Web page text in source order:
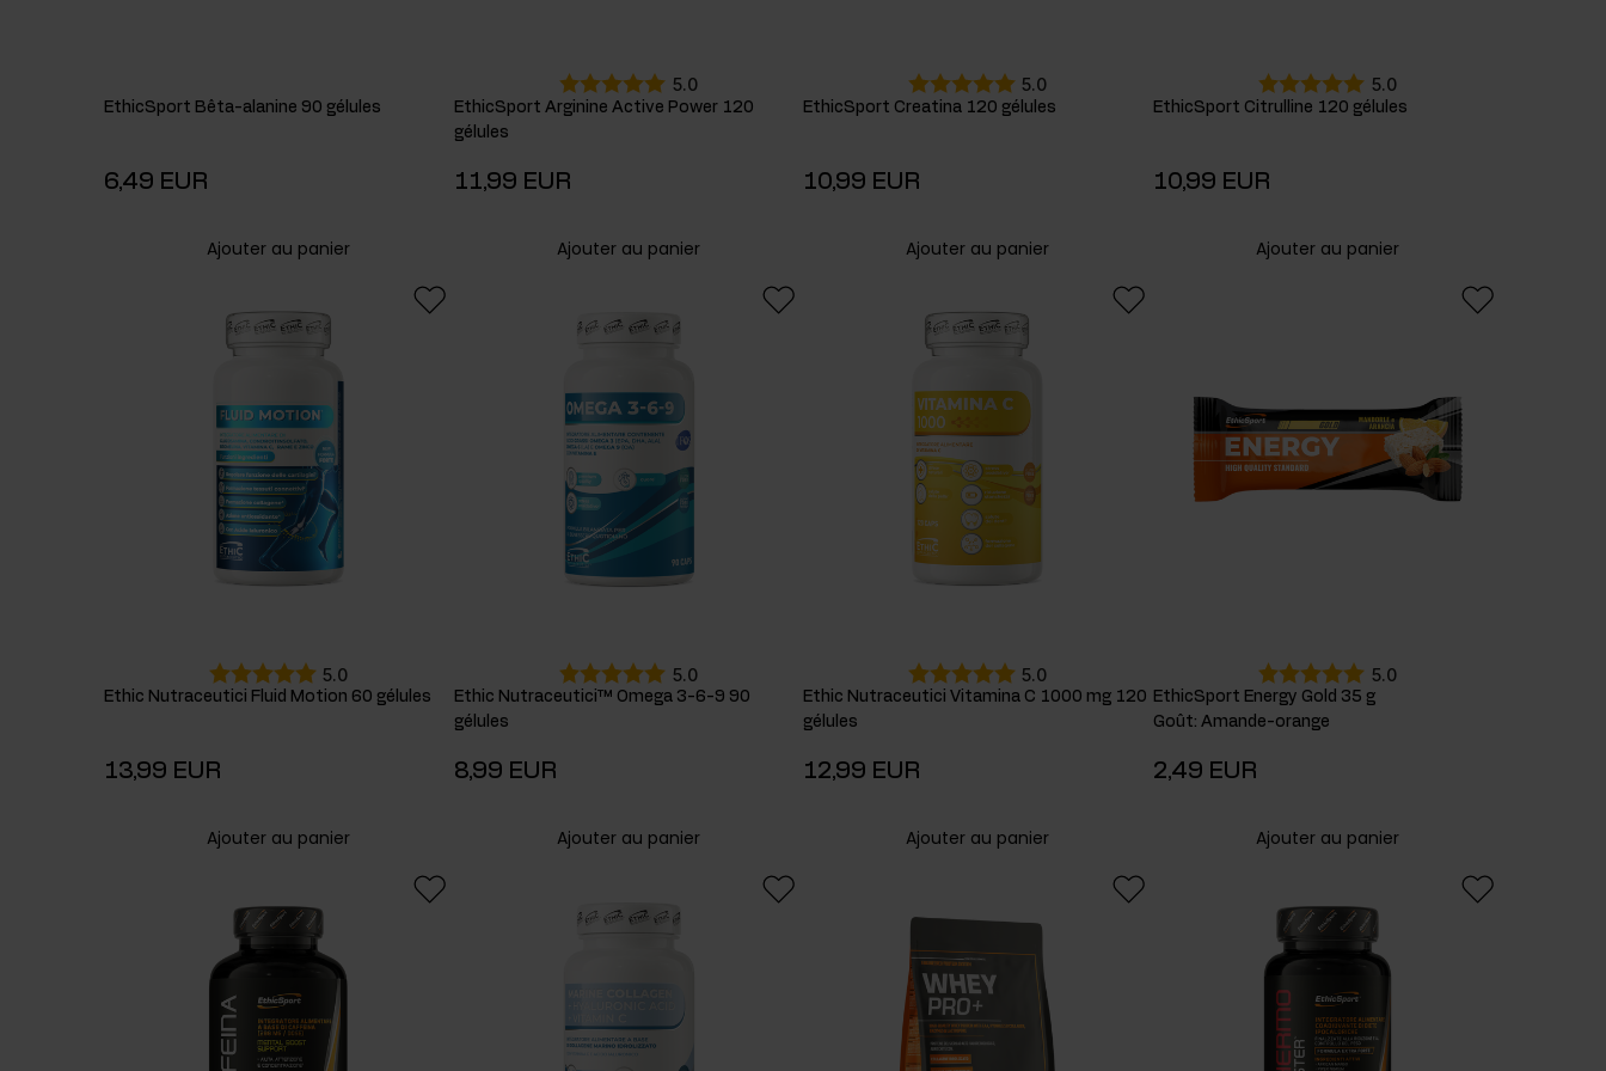
EthicSport Bêta-alanine 90 gélules
6,49 EUR
Ajouter au panier
5.0
EthicSport Arginine Active Power 120
gélules
11,99 EUR
Ajouter au panier
5.0
EthicSport Creatina 120 gélules
10,99 EUR
Ajouter au panier
5.0
EthicSport Citrulline 120 gélules
10,99 EUR
Ajouter au panier
5.0
Ethic Nutraceutici Fluid Motion 60 gélules
13,99 EUR
Ajouter au panier
5.0
Ethic Nutraceutici™ Omega 3-6-9 90
gélules
8,99 EUR
Ajouter au panier
5.0
Ethic Nutraceutici Vitamina C 1000 mg 120
gélules
12,99 EUR
Ajouter au panier
5.0
EthicSport Energy Gold 35 g
Goût: Amande-orange
2,49 EUR
Ajouter au panier